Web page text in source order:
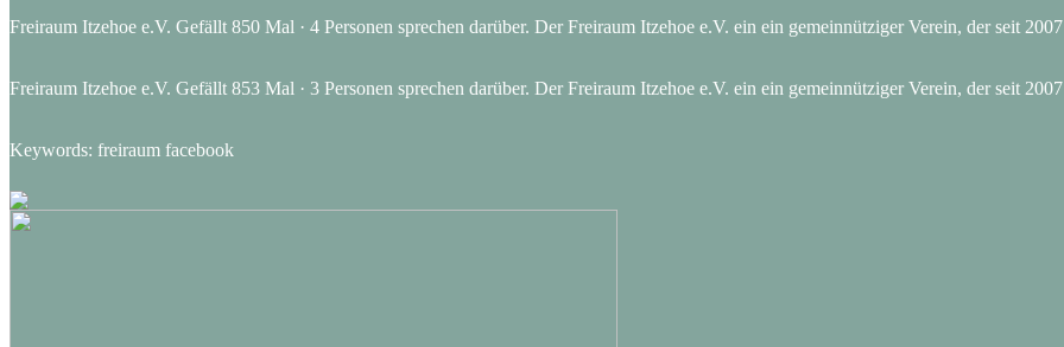
Freiraum Itzehoe e.V. Gefällt 850 Mal · 4 Personen sprechen darüber. Der Freiraum Itzehoe e.V. ein ein gemeinnütziger Verein, der seit
Freiraum Itzehoe e.V. Gefällt 853 Mal · 3 Personen sprechen darüber. Der Freiraum Itzehoe e.V. ein ein gemeinnütziger Verein, der seit
Keywords: freiraum facebook